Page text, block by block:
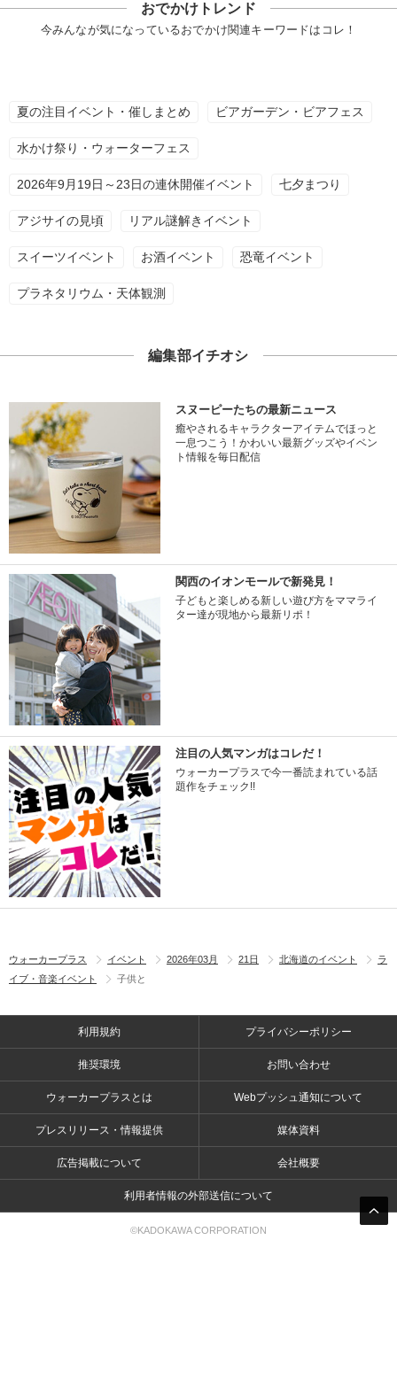
おでかけトレンド
今みんなが気になっているおでかけ関連キーワードはコレ！
夏の注目イベント・催しまとめ ビアガーデン・ビアフェス
水かけ祭り・ウォーターフェス
2026年9月19日～23日の連休開催イベント 七夕まつり
アジサイの見頃 リアル謎解きイベント
スイーツイベント お酒イベント 恐竜イベント
プラネタリウム・天体観測
編集部イチオシ
スヌーピーたちの最新ニュース
癒やされるキャラクターアイテムでほっと
一息つこう！かわいい最新グッズやイベン
ト情報を毎日配信
関西のイオンモールで新発見！
子どもと楽しめる新しい遊び方をママライ
ター達が現地から最新リポ！
注目の人気マンガはコレだ！
ウォーカープラスで今一番読まれている話
題作をチェック!!
ウォーカープラス イベント 2026年03月 21日 北海道のイベント
ラ
イブ・音楽イベント
子供と
利用規約 プライバシーポリシー
推奨環境 お問い合わせ
ウォーカープラスとは Webプッシュ通知について
プレスリリース・情報提供 媒体資料
広告掲載について 会社概要
利用者情報の外部送信について
©KADOKAWA CORPORATION